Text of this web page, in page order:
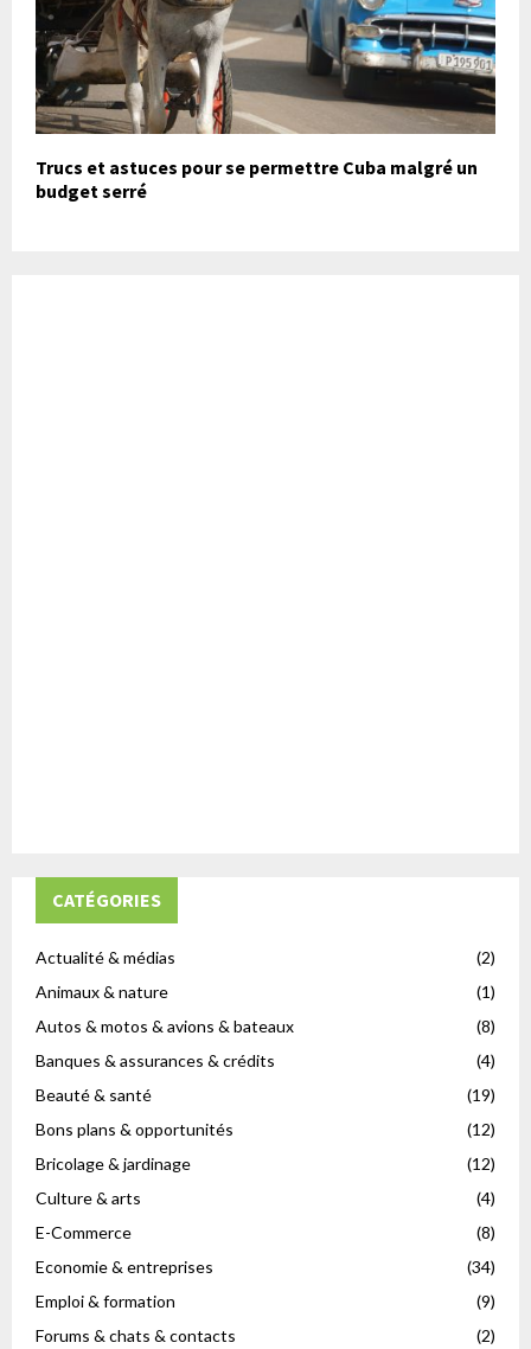
Trucs et astuces pour se permettre Cuba malgré un
budget serré
CATÉGORIES
Actualité & médias
(2)
Animaux & nature
(1)
Autos & motos & avions & bateaux
(8)
Banques & assurances & crédits
(4)
Beauté & santé
(19)
Bons plans & opportunités
(12)
Bricolage & jardinage
(12)
Culture & arts
(4)
E-Commerce
(8)
Economie & entreprises
(34)
Emploi & formation
(9)
Forums & chats & contacts
(2)